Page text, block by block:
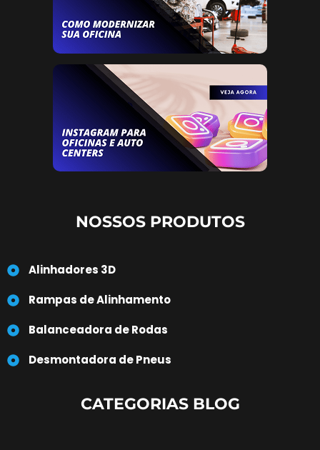
NOSSOS PRODUTOS
Alinhadores 3D
Rampas de Alinhamento
Balanceadora de Rodas
Desmontadora de Pneus
CATEGORIAS BLOG